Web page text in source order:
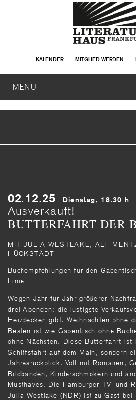
KALENDER MITGLIED WERDEN
MENU
02.12.25 Dienstag, 18.30 h
Ausverkauft!
BUTTERFAHRT DER
MIT JULIA WESTLAKE, ALF
HÜCKSTÄDT
Buchempfehlungen für den
Linie
Wegen Jahr für Jahr größerer
drei Abenden: die lustigste
Heizdecken gibt. Weihnachten ohne
Besten ist wie Gabentisch ohne
ohne Nächsten. Diese Butterfahrt ist
Schiffsfahrt auf dem Main, sondern
Jahresrückblick. Voll mit Romanen,
Bildbänden, Kinderschmökern und
Musthaves. Die Hamburger TV- und
Julia Westlake (NDR) ist zu Gast bei